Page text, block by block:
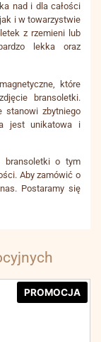
nad i dla całości
i w towarzystwie
z rzemieni lub
lekka oraz
które
bransoletki.
stanowi zbytniego
jest unikatowa i
bransoletki o tym
Aby zamówić o
Postaramy się
PROMOCJA